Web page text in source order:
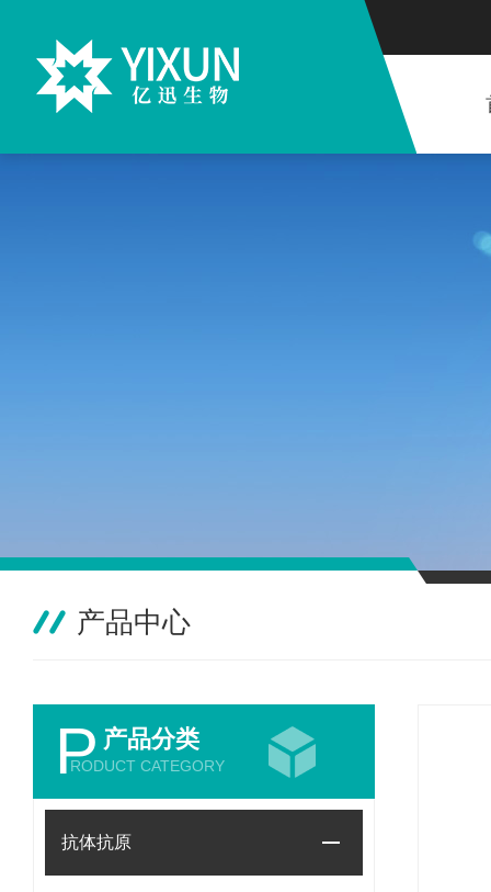
产品中心
P 产品分类
RODUCT CATEGORY
抗体抗原